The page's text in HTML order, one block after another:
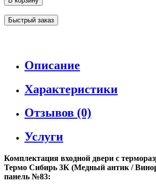
Быстрый заказ
Описание
Характеристики
Отзывов (0)
Услуги
Комплектация входной двери с
Термо Сибирь 3К (Медный антик /
панель №83: